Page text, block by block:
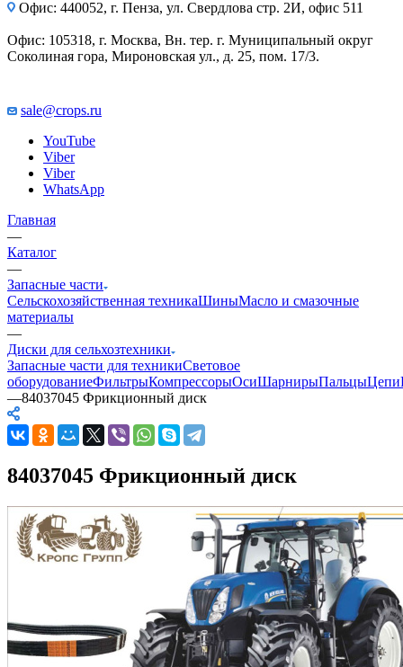
Офис: 440052, г. Пенза, ул. Свердлова стр. 2И, офис 511
Офис: 105318, г. Москва, Вн. тер. г. Муниципальный округ
Соколиная гора, Мироновская ул., д. 25, пом. 17/3.
sale@crops.ru
YouTube
Viber
Viber
WhatsApp
Главная
—
Каталог
—
Запасные части
Сельскохозяйственная техникаШиныМасло и смазочные
материалы
—
Диски для сельхозтехники
Запасные части для техникиСветовое
оборудованиеФильтрыКомпрессорыОсиШарнирыПальцыЦепи
—84037045 Фрикционный диск
84037045 Фрикционный диск